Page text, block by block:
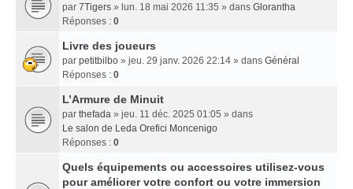
par 7Tigers » lun. 18 mai 2026 11:35 » dans Glorantha
Réponses : 0
Livre des joueurs
par petitbilbo » jeu. 29 janv. 2026 22:14 » dans Général
Réponses : 0
L’Armure de Minuit
par thefada » jeu. 11 déc. 2025 01:05 » dans
Le salon de Leda Orefici Moncenigo
Réponses : 0
Quels équipements ou accessoires utilisez-vous
pour améliorer votre confort ou votre immersion